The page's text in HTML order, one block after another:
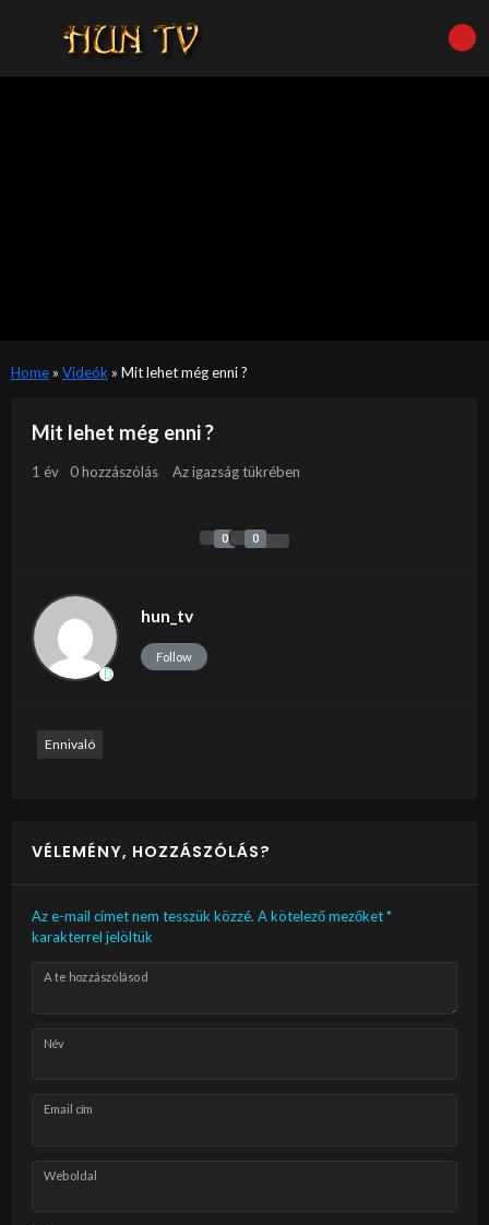
Home» Videók » Mit lehet még enni ?
Mit lehet még enni ?
1 év 0 hozzászólás Az igazság tükrében
0 0
hun_tv
Follow
Ennivaló
VÉLEMÉNY, HOZZÁSZÓLÁS?
Az e-mail címet nem tesszük közzé. A kötelező mezőket*
karakterrel jelöltük
A te hozzászólásod
Név
Email cím
Weboldal